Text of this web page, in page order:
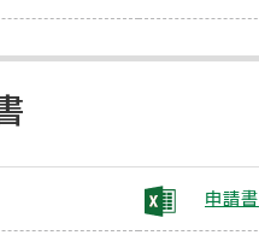
申請書